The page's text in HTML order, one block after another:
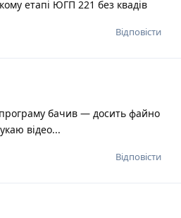
етапі ЮГП 221 без квадів
Відповісти
бачив — досить файно
відео...
Відповісти